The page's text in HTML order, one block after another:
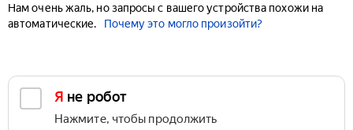
Нам очень жаль, но запросы с вашего устройства похожи на
автоматические.
Почему это могло произойти?
Я не робот
Нажмите, чтобы продолжить